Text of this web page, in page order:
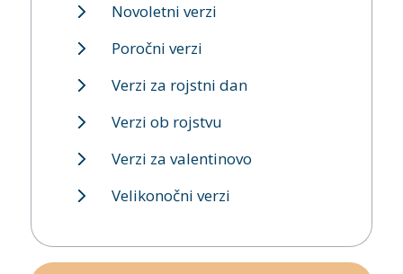
Novoletni verzi
Poročni verzi
Verzi za rojstni dan
Verzi ob rojstvu
Verzi za valentinovo
Velikonočni verzi